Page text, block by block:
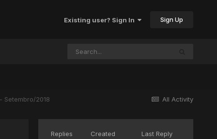
Existing user? Sign In Sign Up
All Activity
Setembro/2018
Replies Created Last Reply